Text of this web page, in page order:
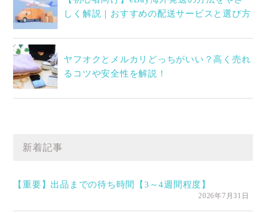
しく解説｜おすすめの配送サービスと選び方
ヤフオクとメルカリどっちがいい？高く売れ
るコツや安全性を解説！
新着記事
【重要】出品までの待ち時間【3～4週間程度】
2026年7月31日